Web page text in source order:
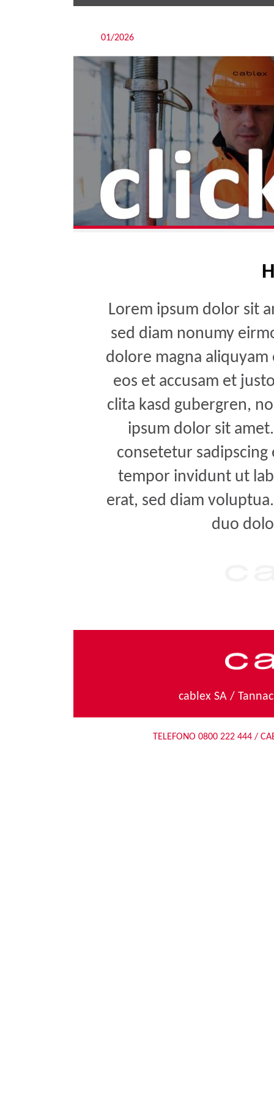
01/2026
Lorem ipsum dolor sit
sed diam nonumy
dolore magna
eos et accusam et
clita kasd gubergren,
ipsum dolor sit
consetetur
tempor invidunt ut
erat, sed diam
duo
cablex SA /
TELEFONO 0800 222 444 /